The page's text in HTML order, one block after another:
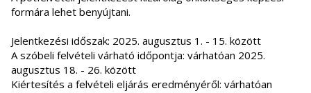
formára lehet benyújtani.
Jelentkezési időszak: 2025. augusztus 1. - 15. között
A szóbeli felvételi várható időpontja: várhatóan 2025.
augusztus 18. - 26. között
Kiértesítés a felvételi eljárás eredményéről: várhatóan